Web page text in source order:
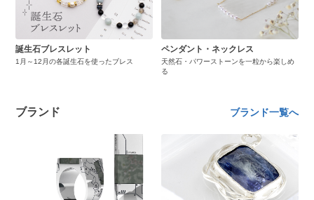
誕生石ブレスレット
1月～12月の各誕生石を使ったブレス
ペンダント・ネックレス
天然石・パワーストーンを一粒から楽しめ
る
ブランド ブランド一覧へ